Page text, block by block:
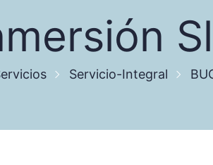
Servicio-Integral